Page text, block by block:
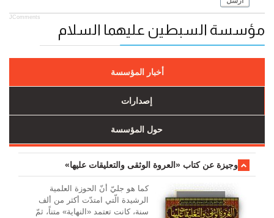
JComments
مؤسسة السبطين عليهما السلام
أخبار المؤسسة
إصدارات
حول المؤسسة
وجیزة عن کتاب «العروة الوثقی والتعلیقات علیها»
کما هو جليّ أنّ الحوزة العلمیة
الرشیدة الّتي امتدّت أكثر من ألف
سنة، كانت تعتمد «النهاية» متناً، ثمّ